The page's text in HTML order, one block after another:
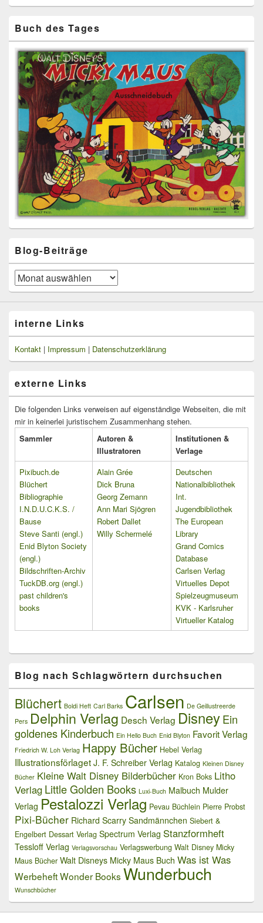
Buch des Tages
Blog-Beiträge
Blog-
Beiträge
interne Links
Kontakt | Impressum | Datenschutzerklärung
externe Links
Die folgenden Links verweisen auf eigenständige Webseiten, die mit
mir in keinerlei juristischem Zusammenhang stehen.
Sammler
Autoren &
Illustratoren
Institutionen &
Verlage
Pixibuch.de
Blüchert
Bibliographie
I.N.D.U.C.K.S. /
Bause
Steve Santi (engl.)
Enid Blyton Society
(engl.)
Bildschriften-Archiv
TuckDB.org (engl.)
past children's
books
Alain Grée
Dick Bruna
Georg Zemann
Ann Mari Sjögren
Robert Dallet
Willy Schermelé
Deutschen
Nationalbibliothek
Int.
Jugendbibliothek
The European
Library
Grand Comics
Database
Carlsen Verlag
Virtuelles Depot
Spielzeugmuseum
KVK - Karlsruher
Virtueller Katalog
Blog nach Schlagwörtern durchsuchen
Blüchert Boldi Heft Carl Barks Carlsen De Geillustreerde
Pers Delphin Verlag Desch Verlag DisneyEin
goldenes Kinderbuch Ein Hello Buch Enid Blyton Favorit Verlag
Friedrich W. Loh Verlag Happy Bücher Hebel Verlag
Illustrationsförlaget J. F. Schreiber Verlag Katalog Kleinen Disney
Bücher Kleine Walt Disney Bilderbücher Kron Boks Litho
Verlag Little Golden Books Luxi-Buch Malbuch Mulder
Verlag Pestalozzi Verlag Pevau Büchlein Pierre Probst
Pixi-Bücher Richard Scarry Sandmännchen Siebert &
Engelbert Dessart Verlag Spectrum Verlag Stanzformheft
Tessloff Verlag Verlagsvorschau Verlagswerbung Walt Disney Micky
Maus Bücher Walt Disneys Micky Maus Buch Was ist Was
WerbeheftWonder Books Wunderbuch
Wunschbücher